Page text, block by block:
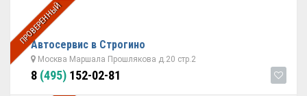
ПРОВЕРЕННЫЙ
Автосервис в Строгино
Москва Маршала Прошлякова д.20 стр.2
8 (495) 152-02-81